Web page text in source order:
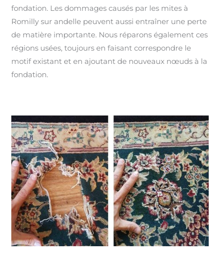
fondation. Les dommages causés par les mites à
Romilly sur andelle peuvent aussi entraîner une perte
de matière importante. Nous réparons également ces
régions usées, toujours en faisant correspondre le
motif existant et en ajoutant de nouveaux nœuds à la
fondation.